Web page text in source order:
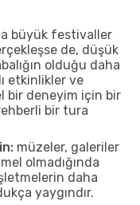
büyük festivaller
de, düşük
olduğu daha
etkinlikler ve
bir deneyim için bir
bir tura
müzeler, galeriler
olmadığında
daha
yaygındır.